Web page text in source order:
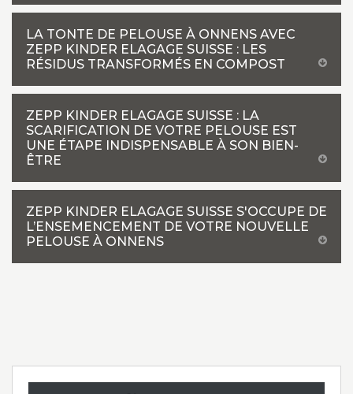
LA TONTE DE PELOUSE À ONNENS AVEC
ZEPP KINDER ELAGAGE SUISSE : LES
RÉSIDUS TRANSFORMÉS EN COMPOST
ZEPP KINDER ELAGAGE SUISSE : LA
SCARIFICATION DE VOTRE PELOUSE EST
UNE ÉTAPE INDISPENSABLE À SON BIEN-
ÊTRE
ZEPP KINDER ELAGAGE SUISSE S'OCCUPE DE
L’ENSEMENCEMENT DE VOTRE NOUVELLE
PELOUSE À ONNENS